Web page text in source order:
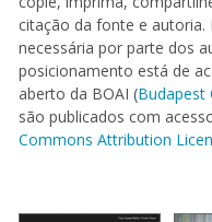
citação da fonte e autoria.
necessária por parte dos
posicionamento está de
aberto da BOAI (Budapest
são publicados com
Commons Attribution